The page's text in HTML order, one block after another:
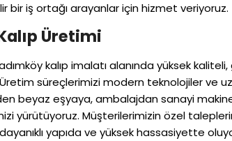
bir iş ortağı arayanlar için hizmet veriyoruz.
Üretimi
kalıp imalatı alanında yüksek
süreçlerimizi modern teknolojiler ve
beyaz eşyaya, ambalajdan sanayi
yürütüyoruz. Müşterilerimizin özel
dayanıklı yapıda ve yüksek hassasiyette